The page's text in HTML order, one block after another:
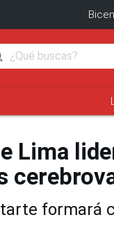
Lima
formará